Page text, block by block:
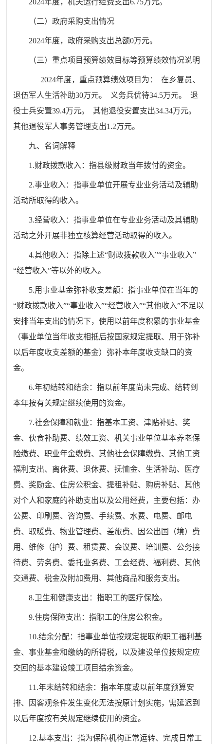
（二）政府采购支出情况
2024年度，政府采购支出总额0万元。
（三）重点项目预算绩效目标等预算绩效情况说明
2024年度，重点预算绩效项目为： 在乡复员、
退伍军人生活补助30万元。 义务兵优待34.5万元。 退
役士兵安置39.4万元。 其他退役安置支出34.34万元。
其他退役军人事务管理支出1.2万元。
九、名词解释
1.财政拨款收入：指县级财政当年拨付的资金。
2.事业收入：指事业单位开展专业业务活动及辅助
活动所取得的收入。
3.经营收入：指事业单位在专业业务活动及其辅助
活动之外开展非独立核算经营活动取得的收入。
4.其他收入：指除上述“财政拨款收入”“事业收入”
“经营收入”等以外的收入。
5.用事业基金弥补收支差额：指事业单位在当年的
“财政拨款收入”“事业收入”“经营收入”“其他收入”不足以
安排当年支出的情况下，使用以前年度积累的事业基金
（事业单位当年收支相抵后按国家规定提取、用于弥补
以后年度收支差额的基金）弥补本年度收支缺口的资
金。
6.年初结转和结余：指以前年度尚未完成、结转到
本年按有关规定继续使用的资金。
7.社会保障和就业：指基本工资、津贴补贴、奖
金、伙食补助费、绩效工资、机关事业单位基本养老保
险缴费、职业年金缴费、其他社会保障缴费、其他工资
福利支出、离休费、退休费、抚恤金、生活补助、医疗
费、奖励金、住房公积金、提租补贴、购房补贴、其他
对个人和家庭的补助支出以及公用经费，主要包括：办
公费、印刷费、咨询费、手续费、水费、电费、邮电
费、取暖费、物业管理费、差旅费、因公出国（境）费
用、维修（护）费、租赁费、会议费、培训费、公务接
待费、劳务费、委托业务费、工会经费、福利费、其他
交通费、税金及附加费用、其他商品和服务支出。
8.卫生和健康支出：指职工的医疗保险。
9.住房保障支出：指职工的住房公积金。
10.结余分配：指事业单位按规定提取的职工福利基
金、事业基金和缴纳的所得税，以及建设单位按规定应
交回的基本建设竣工项目结余资金。
11.年末结转和结余：指本年度或以前年度预算安
排、因客观条件发生变化无法按原计划实施，需延迟到
以后年度按有关规定继续使用的资金。
12.基本支出：指为保障机构正常运转、完成日常工